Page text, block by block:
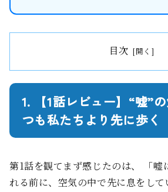
目次
1. 【1話レビュー】“嘘”
つも私たちより先に歩く
第1話を観てまず感じたのは、 「嘘
れる前に、空気の中で先に息をして